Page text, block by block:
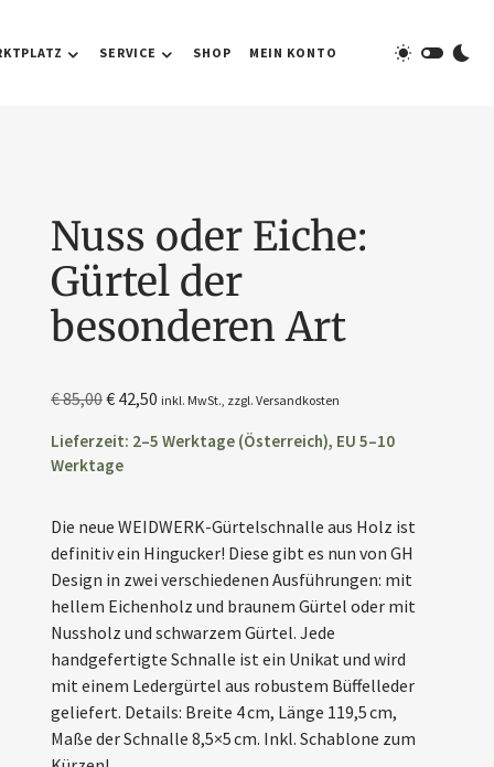
SERVICE SHOP MEIN KONTO
Nuss oder Eiche:
Gürtel der
besonderen Art
€85,00€ 42,50 inkl. MwSt., zzgl. Versandkosten
Lieferzeit: 2–5 Werktage (Österreich), EU 5–10
Werktage
Die neue WEIDWERK-Gürtelschnalle aus Holz ist
definitiv ein Hingucker! Diese gibt es nun von GH
Design in zwei verschiedenen Ausführungen: mit
hellem Eichenholz und braunem Gürtel oder mit
Nussholz und schwarzem ­Gürtel. Jede
handgefertigte Schnalle ist ein Unikat und wird
mit einem Ledergürtel aus robustem Büffelleder
geliefert. Details: Breite 4 cm, Länge 119,5 cm,
Maße der Schnalle 8,5×5 cm. Inkl. Schablone zum